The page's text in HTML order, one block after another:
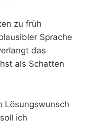
zu früh
Sprache
das
als Schatten
Lösungswunsch
ich